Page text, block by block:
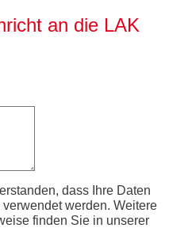
an die LAK
dass Ihre Daten
werden. Weitere
finden Sie in unserer